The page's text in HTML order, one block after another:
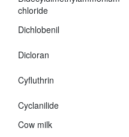
chloride
Dichlobenil
Dicloran
Cyfluthrin
Cyclanilide
Cow milk